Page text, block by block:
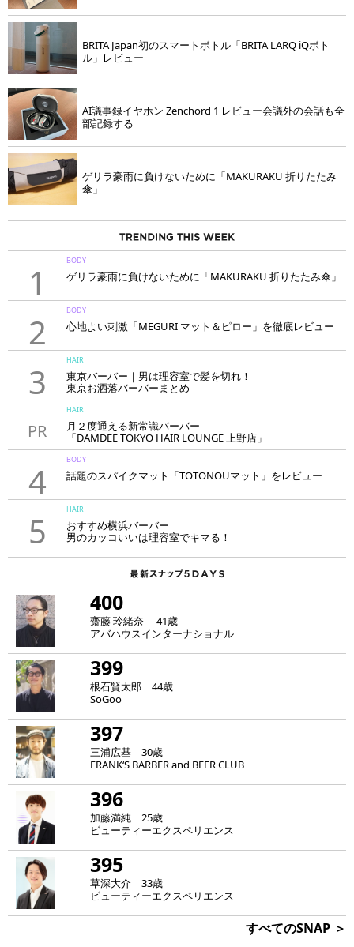
BRITA Japan初のスマートボトル「BRITA LARQ iQボト
ル」レビュー
AI議事録イヤホン Zenchord 1 レビュー会議外の会話も全
部記録する
ゲリラ豪雨に負けないために「MAKURAKU 折りたたみ
傘」
1
BODY
ゲリラ豪雨に負けないために「MAKURAKU 折りたたみ傘」
2
BODY
心地よい刺激「MEGURI マット＆ピロー」を徹底レビュー
3
HAIR
東京バーバー｜男は理容室で髪を切れ！
東京お洒落バーバーまとめ
PR
HAIR
月２度通える新常識バーバー
「DAMDEE TOKYO HAIR LOUNGE 上野店」
4
BODY
話題のスパイクマット「TOTONOUマット」をレビュー
5
HAIR
おすすめ横浜バーバー
男のカッコいいは理容室でキマる！
400
齋藤 玲緒奈 41歳
アバハウスインターナショナル
399
根石賢太郎 44歳
SoGoo
397
三浦広基 30歳
FRANK‘S BARBER and BEER CLUB
396
加藤満純 25歳
ビューティーエクスペリエンス
395
草深大介 33歳
ビューティーエクスペリエンス
すべてのSNAP ＞